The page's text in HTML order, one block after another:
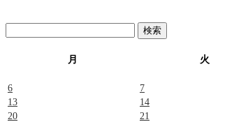
検
索:
月
火
6
7
13
14
20
21